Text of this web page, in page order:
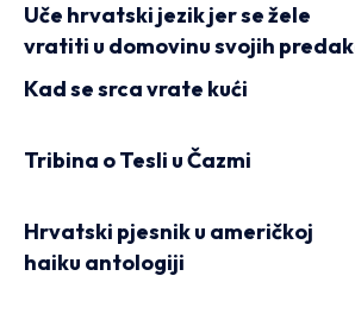
Uče hrvatski jezik jer se žele
vratiti u domovinu svojih
Kad se srca vrate kući
Tribina o Tesli u Čazmi
Hrvatski pjesnik u američkoj
haiku antologiji